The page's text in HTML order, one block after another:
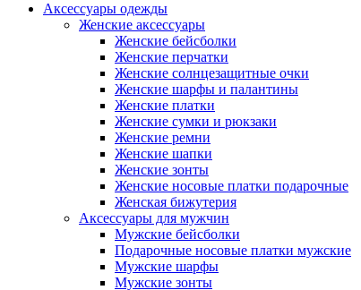
Аксессуары одежды
Женские аксессуары
Женские бейсболки
Женские перчатки
Женские солнцезащитные очки
Женские шарфы и палантины
Женские платки
Женские сумки и рюкзаки
Женские ремни
Женские шапки
Женские зонты
Женские носовые платки подарочные
Женская бижутерия
Аксессуары для мужчин
Мужские бейсболки
Подарочные носовые платки мужские
Мужские шарфы
Мужские зонты